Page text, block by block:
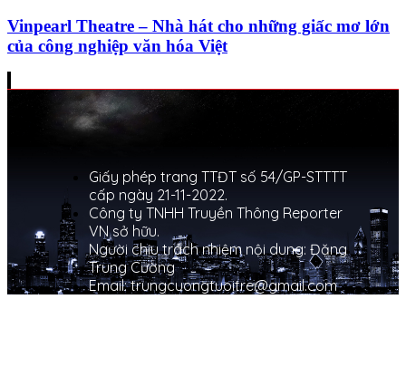
Vinpearl Theatre – Nhà hát cho những giấc mơ lớn
của công nghiệp văn hóa Việt
Giấy phép trang TTĐT số 54/GP-STTTT
cấp ngày 21-11-2022.
Công ty TNHH Truyền Thông Reporter
VN sở hữu.
Người chịu trách nhiệm nội dung: Đặng
Trung Cường
Email: trungcuongtuoitre@gmail.com